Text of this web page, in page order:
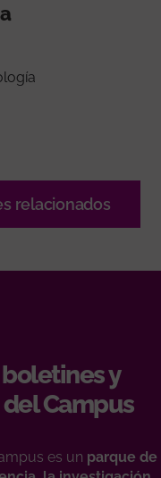
relacionados
y
Campus
es un parque de